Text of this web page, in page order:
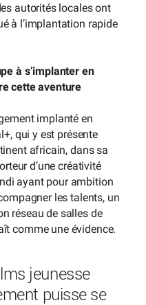
autorités locales ont
à l’implantation rapide
à s’implanter en
cette aventure
implanté en
qui y est présente
africain, dans sa
d’une créativité
ayant pour ambition
les talents, un
réseau de salles de
comme une évidence.
jeunesse
puisse se